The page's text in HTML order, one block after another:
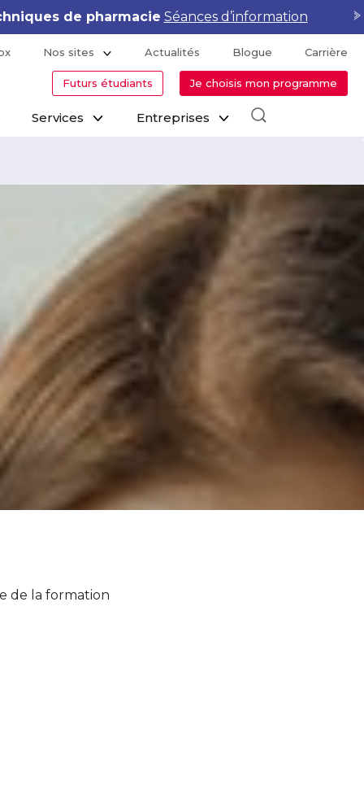
Séances d’information Shopify ·
Nos sites Actualités Blogue Carrière
Futurs étudiants Je choisis mon programme
Services Entreprises
de la formation